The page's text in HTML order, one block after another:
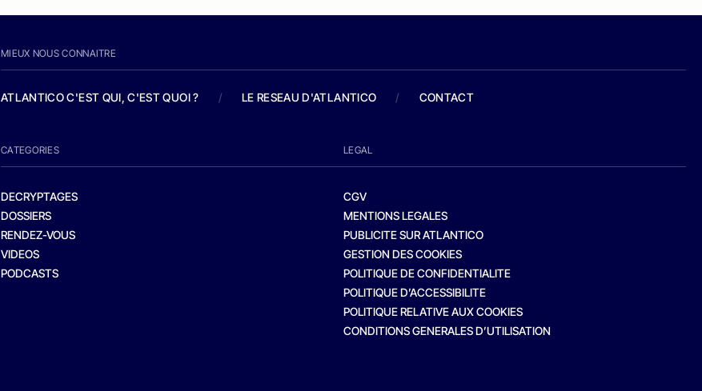
MIEUX NOUS CONNAITRE
ATLANTICO C'EST QUI, C'EST QUOI ? / LE RESEAU D'ATLANTICO / CONTACT
CATEGORIES
DECRYPTAGES
DOSSIERS
RENDEZ-VOUS
VIDEOS
PODCASTS
LEGAL
CGV
MENTIONS LEGALES
PUBLICITE SUR ATLANTICO
GESTION DES COOKIES
POLITIQUE DE CONFIDENTIALITE
POLITIQUE D’ACCESSIBILITE
POLITIQUE RELATIVE AUX COOKIES
CONDITIONS GENERALES D’UTILISATION